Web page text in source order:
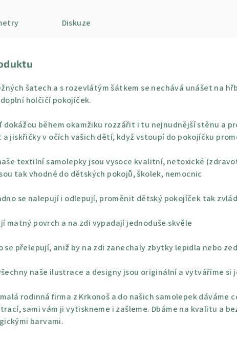
Diskuze
šatech a s rozevlátým šátkem se nechává unášet na
holčičí pokojíček.
dokážou během okamžiku rozzářit i tu nejnudnější stěnu a
jiskřičky v očích vašich dětí, když vstoupí do pokojíčku
textilní samolepky jsou vysoce kvalitní, netoxické
tak vhodné do dětských pokojů, školek, nemocnic
se nalepují i odlepují, proměnit dětský pokojíček tak
matný povrch a na zdi vypadají jednoduše skvěle
se přelepují, aniž by na zdi zanechaly zbytky lepidla nebo
naše ilustrace a designy jsou originální a vytváříme si
rodinná firma z Krkonoš a do našich samolepek dáváme
sami vám ji vytiskneme i zašleme. Dbáme na kvalitu a
barvami.